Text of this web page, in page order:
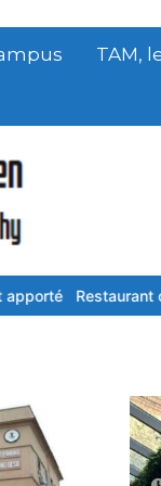
TAM,
: quand le